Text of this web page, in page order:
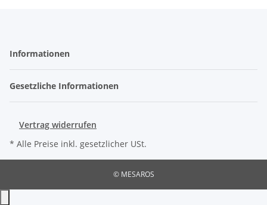
Informationen
Gesetzliche Informationen
Vertrag widerrufen
* Alle Preise inkl. gesetzlicher USt.
© MESAROS